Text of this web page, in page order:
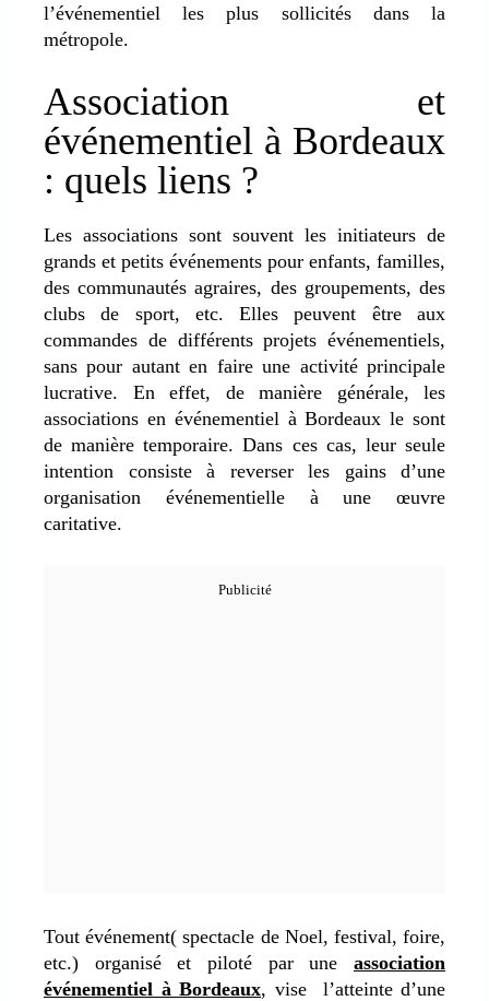
l’événementiel les plus sollicités dans la
métropole.
Association et
événementiel à Bordeaux
: quels liens ?
Les associations sont souvent les initiateurs de
grands et petits événements pour enfants, familles,
des communautés agraires, des groupements, des
clubs de sport, etc. Elles peuvent être aux
commandes de différents projets événementiels,
sans pour autant en faire une activité principale
lucrative. En effet, de manière générale, les
associations en événementiel à Bordeaux le sont
de manière temporaire. Dans ces cas, leur seule
intention consiste à reverser les gains d’une
organisation événementielle à une œuvre
caritative.
Tout événement( spectacle de Noel, festival, foire,
etc.) organisé et piloté par une association
événementiel à Bordeaux, vise l’atteinte d’une